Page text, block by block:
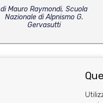
di Mauro Raymondi, Scuola
Nazionale di Alpnismo G.
Gervasutti